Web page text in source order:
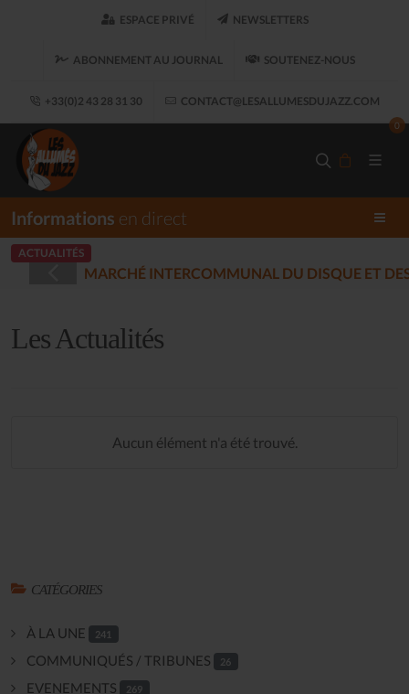
ESPACE PRIVÉ NEWSLETTERS
ABONNEMENT AU JOURNAL SOUTENEZ-NOUS
+33(0)2 43 28 31 30 CONTACT@LESALLUMESDUJAZZ.COM
0
Informations en direct
ACTUALITÉS
- PLOUARET (2025-12-17)
Les Actualités
Aucun élément n'a été trouvé.
CATÉGORIES
À LA UNE 241
COMMUNIQUÉS / TRIBUNES 26
EVENEMENTS 269